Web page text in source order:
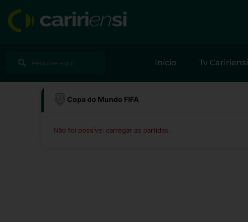
para
Pesquisar
Início Tv Caririensi
Copa do Mundo FIFA
Não foi possível carregar as partidas.